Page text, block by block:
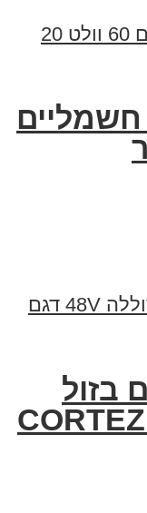
חשמליים
בזול